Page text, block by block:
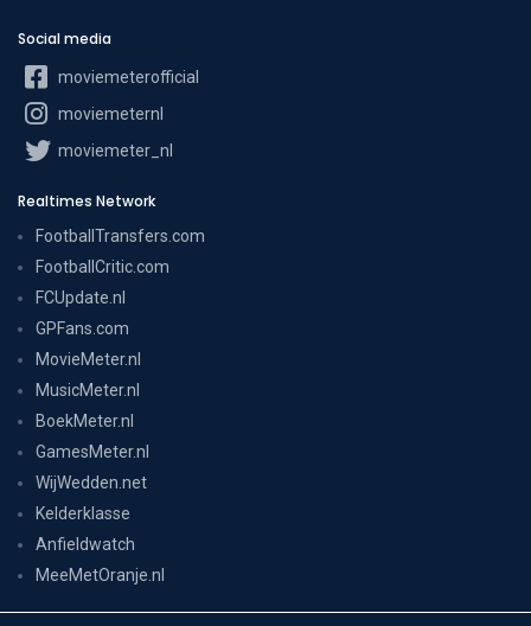
Social media
moviemeterofficial
moviemeternl
moviemeter_nl
Realtimes Network
FootballTransfers.com
FootballCritic.com
FCUpdate.nl
GPFans.com
MovieMeter.nl
MusicMeter.nl
BoekMeter.nl
GamesMeter.nl
WijWedden.net
Kelderklasse
Anfieldwatch
MeeMetOranje.nl